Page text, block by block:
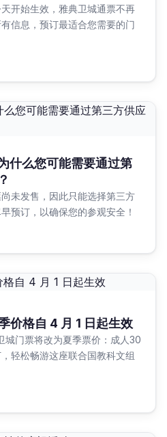
开始生效，雅典卫城通票不再
信息，预订最适合您需要的门
什么您可能需要通过第
未发售，因此只能选择第三方
预订，以确保您的参观安全！
价格自 4 月 1 日起生效
城门票将改为夏季票价：成人30
轻松畅游这座联合国教科文组